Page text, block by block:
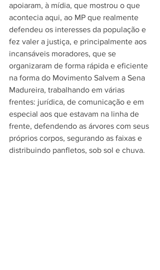
apoiaram, à mídia, que mostrou o que
acontecia aqui, ao MP que realmente
defendeu os interesses da população e
fez valer a justiça, e principalmente aos
incansáveis moradores, que se
organizaram de forma rápida e eficiente
na forma do Movimento Salvem a Sena
Madureira, trabalhando em várias
frentes: jurídica, de comunicação e em
especial aos que estavam na linha de
frente, defendendo as árvores com seus
próprios corpos, segurando as faixas e
distribuindo panfletos, sob sol e chuva.